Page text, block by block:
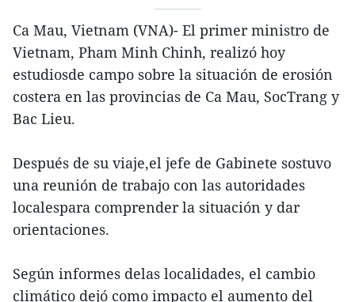
Ca Mau, Vietnam (VNA)- El primer ministro de
Vietnam, Pham Minh Chinh, realizó hoy
estudiosde campo sobre la situación de erosión
costera en las provincias de Ca Mau, SocTrang y
Bac Lieu.
Después de su viaje,el jefe de Gabinete sostuvo
una reunión de trabajo con las autoridades
localespara comprender la situación y dar
orientaciones.
Según informes delas localidades, el cambio
climático dejó como impacto el aumento del